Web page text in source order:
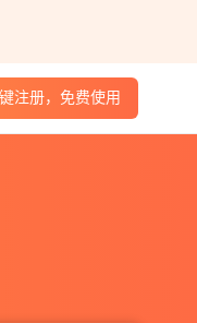
注册，免费使用